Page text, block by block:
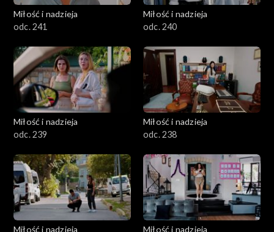
Miłość i nadzieja
odc. 241
Miłość i nadzieja
odc. 240
Miłość i nadzieja
odc. 239
Miłość i nadzieja
odc. 238
Miłość i nadzieja
Miłość i nadzieja